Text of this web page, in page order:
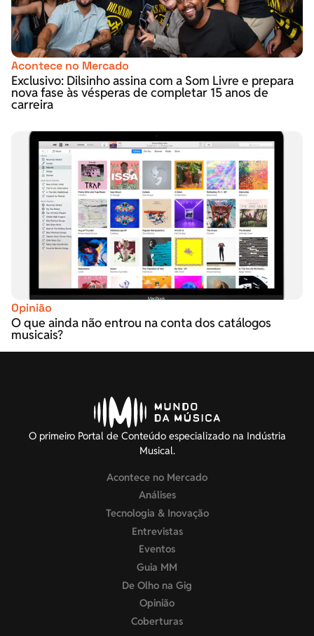
Acontece no Mercado
Exclusivo: Dilsinho assina com a Som Livre e prepara
nova fase às vésperas de completar 15 anos de
carreira
Opinião
O que ainda não entrou na conta dos catálogos
musicais?
O primeiro Portal de Conteúdo especializado na Indústria
Musical.
Acontece no Mercado
Análises
Tecnologia & Inovação
Entrevistas
Eventos
Guia MM
De Olho na Gig
Opinião
Coberturas